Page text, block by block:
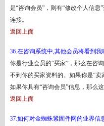
是“咨询会员”，则有“修改个人信
连接。
返回上面
36.在咨询系统中,其他会员将看到我
你是行业会员的“买家”，那么在咨
不到你的买家资料的。如果你是“卖
如果你具有“咨询会员”信息，那么
返回上面
37.如何对金蜘蛛紧固件网的业界信